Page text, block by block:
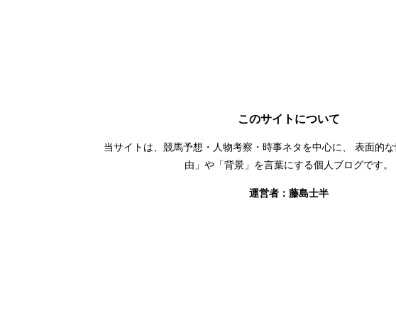
このサイトについて
当サイトは、競馬予想・人物考察・時事ネタを中心に、 表面的
由」や「背景」を言葉にする個人ブログです。
運営者： 藤島士半